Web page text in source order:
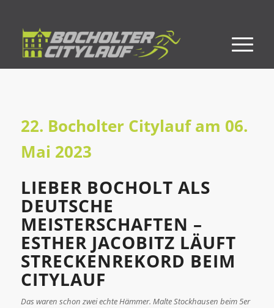
22. Bocholter Citylauf am 06.
Mai 2023
LIEBER BOCHOLT ALS
DEUTSCHE
MEISTERSCHAFTEN –
ESTHER JACOBITZ LÄUFT
STRECKENREKORD BEIM
CITYLAUF
Das waren schon zwei echte Hämmer. Malte Stockhausen beim 5er